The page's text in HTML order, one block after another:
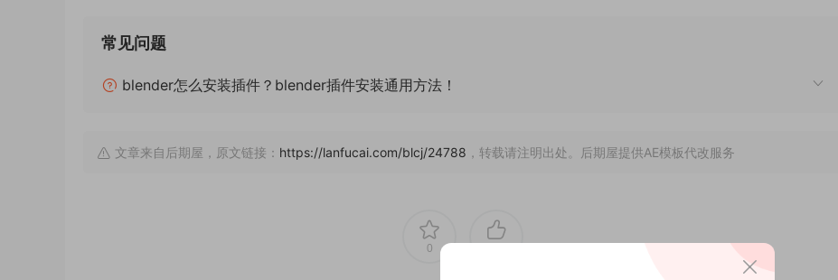
常见问题
blender怎么安装插件？blender插件安装通用方法！
文章来自后期屋，原文链接： https://lanfucai.com/blcj/24788 ，转载请注明出处。后期屋提供AE模板代改服务
0